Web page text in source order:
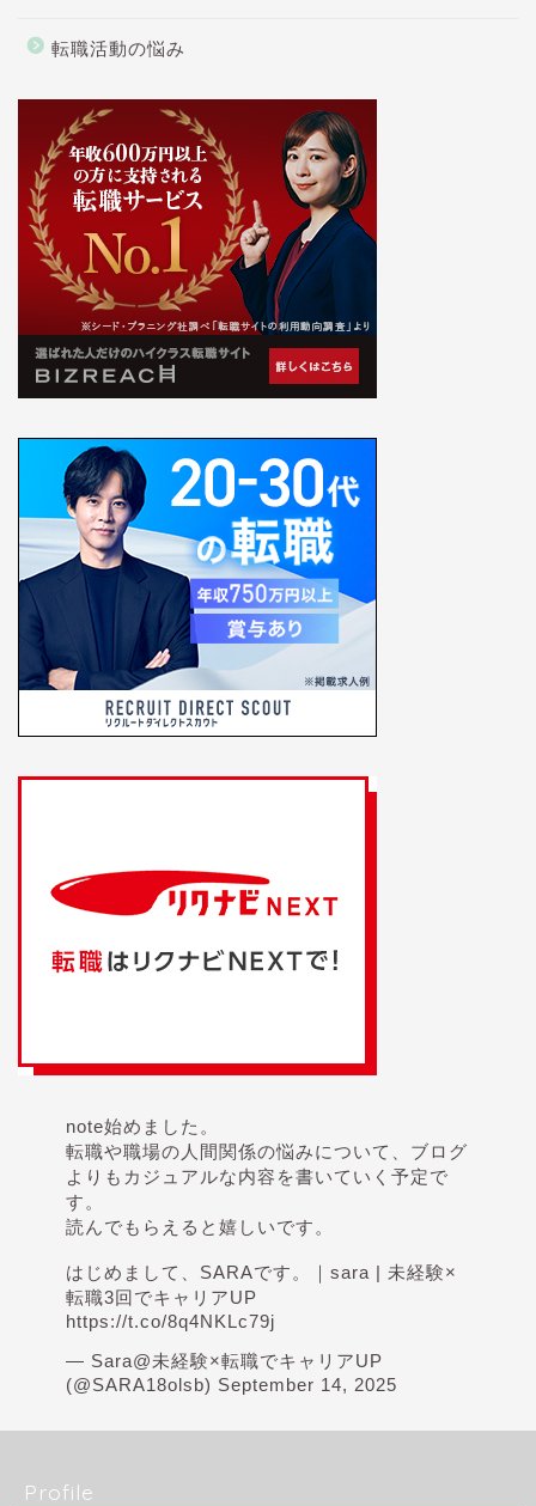
転職活動の悩み
note始めました。
転職や職場の人間関係の悩みについて、ブログ
よりもカジュアルな内容を書いていく予定で
す。
読んでもらえると嬉しいです。
はじめまして、SARAです。｜sara | 未経験×
転職3回でキャリアUP
https://t.co/8q4NKLc79j
— Sara@未経験×転職でキャリアUP
(@SARA18olsb) September 14, 2025
Profile